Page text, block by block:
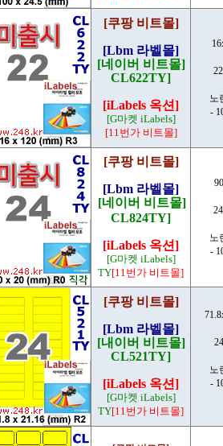
[쿠팡 비트몰]
[Lbm 라벨몰]
[네이버 비트몰]
CL622TY]
[iLabels 옥션]
[G마켓 iLabels]
[11번가 비트몰]
노
-
[쿠팡 비트몰]
[Lbm 라벨몰]
[네이버 비트몰]
CL824TY]
[iLabels 옥션]
[G마켓 iLabels]
TY[11번가 비트몰]
노
-
[쿠팡 비트몰]
[Lbm 라벨몰]
[내이버 비트몰]
CL521TY]
[iLabels 옥션]
[G마켓 iLabels]
TY[11번가 비트몰]
노
-